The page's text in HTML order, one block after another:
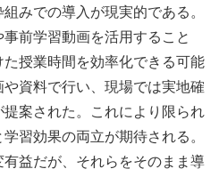
みでの導入が現実的である。
前学習動画を活用すること
授業時間を効率化できる可能
資料で行い、現場では実地確
案された。これにより限られ
習効果の両立が期待される。
益だが、それらをそのまま導